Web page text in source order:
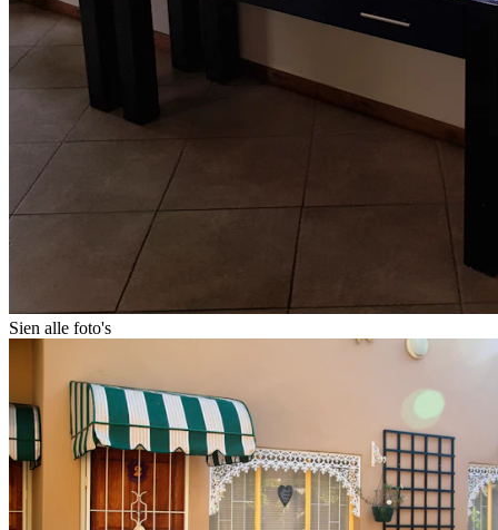
Sien alle foto's